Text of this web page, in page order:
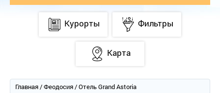
Курорты Фильтры
Карта
Главная/Феодосия/ Отель Grand Astoria